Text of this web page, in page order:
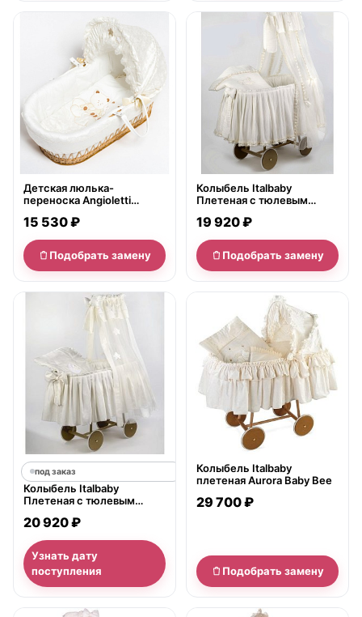
нет в продаже
Детская люлька-
переноска Angioletti
15 530 ₽
Подобрать замену
Колыбель Italbaby
Плетеная с тюлевым
19 920 ₽
Подобрать замену
под заказ
Колыбель Italbaby
Плетеная с тюлевым
Etoile
20 920 ₽
Узнать дату
поступления
Колыбель Italbaby
плетеная Aurora Baby Bee
29 700 ₽
Подобрать замену